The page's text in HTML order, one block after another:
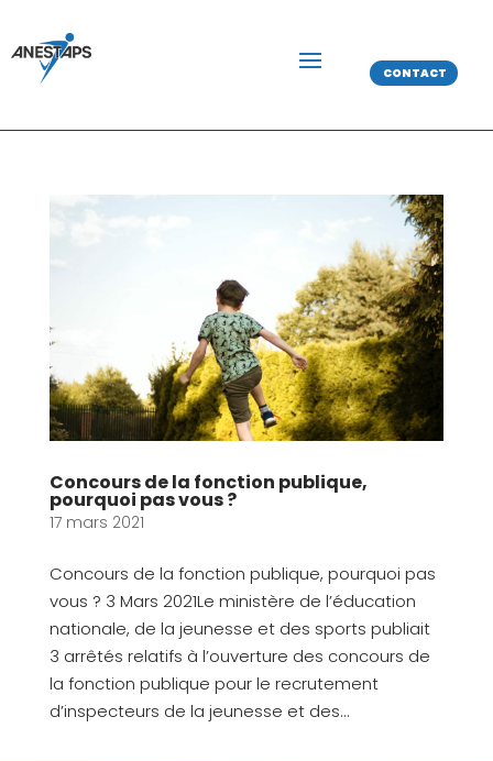
CONTACT
Concours de la fonction publique,
pourquoi pas vous ?
17 mars 2021
Concours de la fonction publique, pourquoi pas
vous ? 3 Mars 2021Le ministère de l’éducation
nationale, de la jeunesse et des sports publiait
3 arrêtés relatifs à l’ouverture des concours de
la fonction publique pour le recrutement
d’inspecteurs de la jeunesse et des...